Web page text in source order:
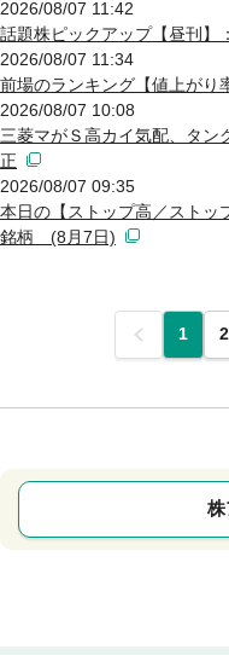
2026/08/07 11:42
話題株ピックアップ【昼刊】
2026/08/07 11:34
前場のランキング【値上がり
2026/08/07 10:08
三菱マがＳ高カイ気配、タン
正
2026/08/07 09:35
本日の【ストップ高／ス
銘柄 (8月7日)
前 1 2
株